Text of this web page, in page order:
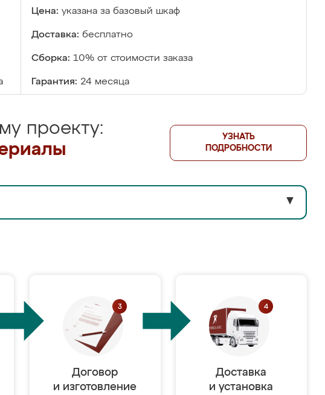
Цена: указана за базовый шкаф
Доставка: бесплатно
Сборка: 10% от стоимости заказа
Гарантия: 24 месяца
проекту:
УЗНАТЬ
ПОДРОБНОСТИ
▼
Договор
и изготовление
Доставка
и установка